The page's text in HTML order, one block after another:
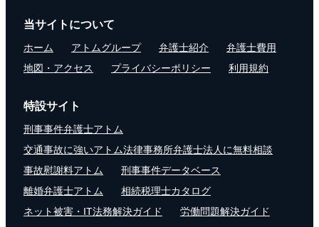
当サイトについて
ホーム アトムグループ 弁護士紹介
弁護士費用
地図・アクセス
プライバシーポリシー 利用規約
特設サイト
刑事事件弁護士アトム
交通事故に強いアトム法律事務所弁護士法人に無料相談
事故慰謝料アトム
刑事事件データベース
離婚弁護士アトム
相続税理士カタログ
ネット被害・IT法務解決ガイド
労働問題解決ガイド